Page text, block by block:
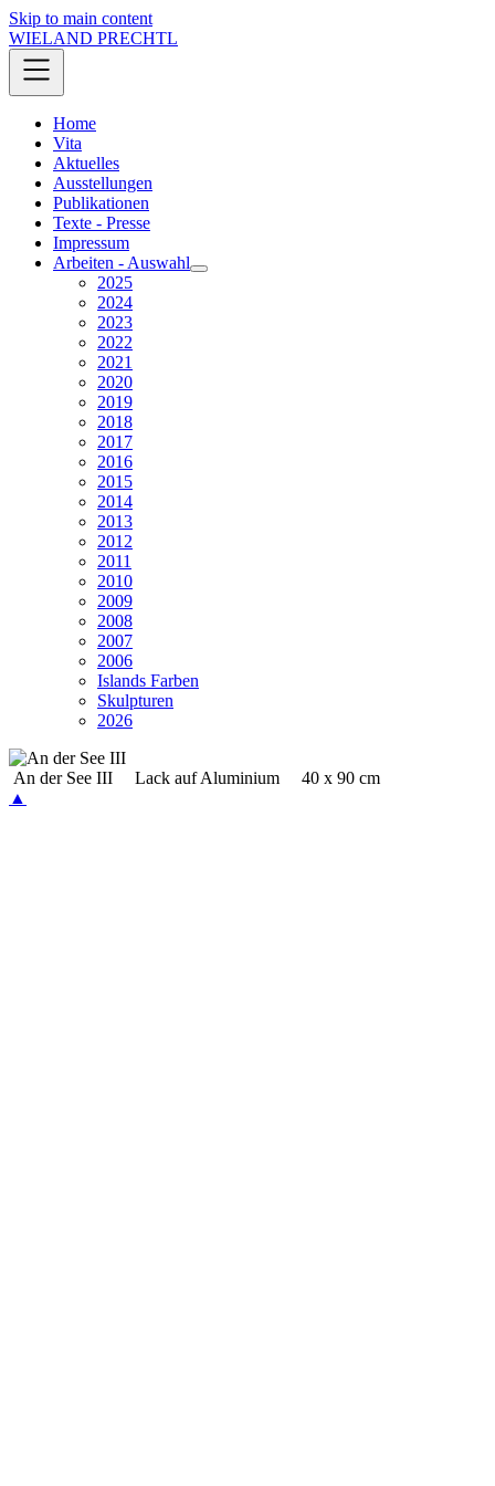
Skip to main content
WIELAND PRECHTL
Home
Vita
Aktuelles
Ausstellungen
Publikationen
Texte - Presse
Impressum
Arbeiten - Auswahl
2025
2024
2023
2022
2021
2020
2019
2018
2017
2016
2015
2014
2013
2012
2011
2010
2009
2008
2007
2006
Islands Farben
Skulpturen
2026
An der See III Lack auf Aluminium 40 x 90 cm
▲